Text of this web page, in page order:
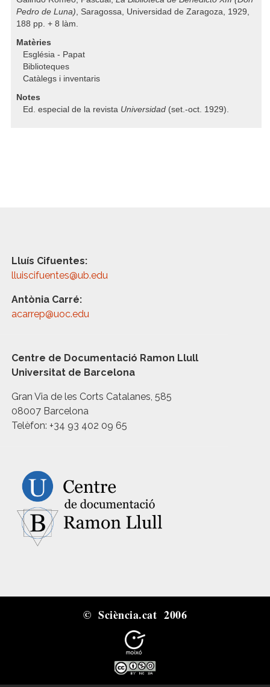
Pedro de Luna), Saragossa, Universidad de Zaragoza, 1929,
188 pp. + 8 làm.
Matèries
Església - Papat
Biblioteques
Catàlegs i inventaris
Notes
Ed. especial de la revista Universidad (set.-oct. 1929).
Lluís Cifuentes:
lluiscifuentes@ub.edu
Antònia Carré:
acarrep@uoc.edu
Centre de Documentació Ramon Llull
Universitat de Barcelona
Gran Via de les Corts Catalanes, 585
08007 Barcelona
Telèfon: +34 93 402 09 65
© Sciència.cat 2006